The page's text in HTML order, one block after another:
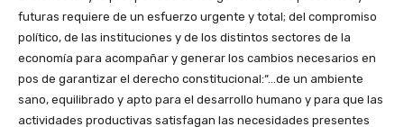
futuras requiere de un esfuerzo urgente y total; del compromiso
político, de las instituciones y de los distintos sectores de la
economía para acompañar y generar los cambios necesarios en
pos de garantizar el derecho constitucional:“…de un ambiente
sano, equilibrado y apto para el desarrollo humano y para que las
actividades productivas satisfagan las necesidades presentes